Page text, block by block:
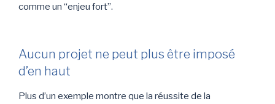
comme un “enjeu fort”.
Aucun projet ne peut plus être imposé
d’en haut
Plus d’un exemple montre que la réussite de la